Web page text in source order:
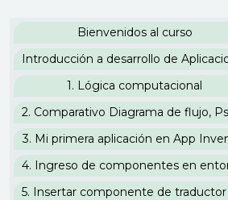
Perfilado de
Bienvenidos al curso
1. Lógica computacional
3. Mi primera aplicación en App